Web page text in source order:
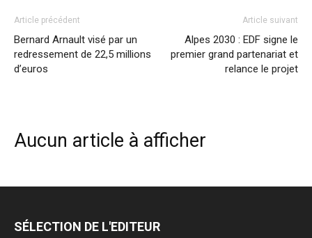
Article précédent
Bernard Arnault visé par un
redressement de 22,5 millions
d’euros
Article suivant
Alpes 2030 : EDF signe le
premier grand partenariat et
relance le projet
Aucun article à afficher
SÉLECTION DE L'EDITEUR